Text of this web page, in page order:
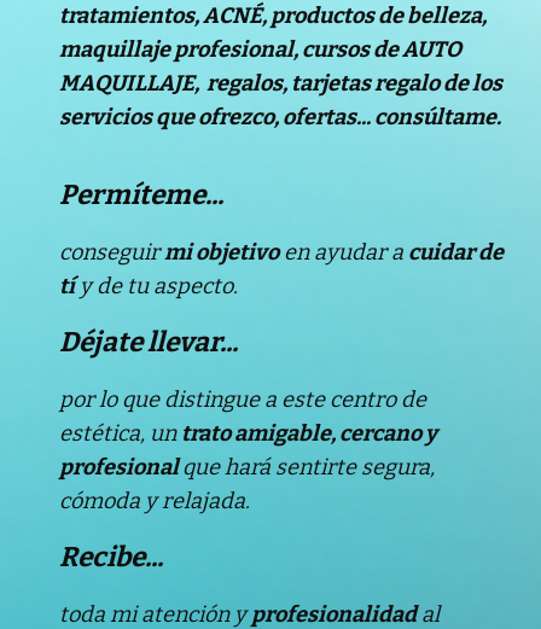
tratamientos, ACNÉ, productos de belleza,
maquillaje profesional, cursos de AUTO
MAQUILLAJE, regalos, tarjetas regalo de los
servicios que ofrezco, ofertas... consúltame.
Permíteme...
conseguirmi objetivoen ayudar a cuidar de
tíyde tu aspecto.
Déjate llevar...
por lo que distingue a estecentro de
estética, un trato amigable, cercano y
profesionalque harásentirtesegura,
cómoda yrelajada.
Recibe...
toda mi atención yprofesionalidadal